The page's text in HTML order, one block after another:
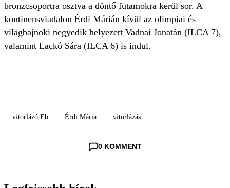
bronzcsoportra osztva a döntő futamokra kerül sor. A
kontinensviadalon Érdi Márián kívül az olimpiai és
világbajnoki negyedik helyezett Vadnai Jonatán (ILCA 7),
valamint Lackó Sára (ILCA 6) is indul.
vitorlázó Eb Érdi Mária vitorlázás
0 KOMMENT